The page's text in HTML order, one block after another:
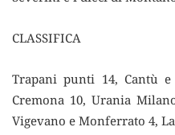
CLASSIFICA
Trapani punti 14, Cantù
Cremona 10, Urania
Vigevano e Monferrato 4,